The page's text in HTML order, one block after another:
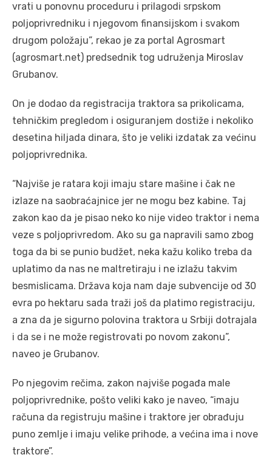
vrati u ponovnu proceduru i prilagodi srpskom
poljoprivredniku i njegovom finansijskom i svakom
drugom položaju”, rekao je za portal Agrosmart
(agrosmart.net) predsednik tog udruženja Miroslav
Grubanov.
On je dodao da registracija traktora sa prikolicama,
tehničkim pregledom i osiguranjem dostiže i nekoliko
desetina hiljada dinara, što je veliki izdatak za većinu
poljoprivrednika.
“Najviše je ratara koji imaju stare mašine i čak ne
izlaze na saobraćajnice jer ne mogu bez kabine. Taj
zakon kao da je pisao neko ko nije video traktor i nema
veze s poljoprivredom. Ako su ga napravili samo zbog
toga da bi se punio budžet, neka kažu koliko treba da
uplatimo da nas ne maltretiraju i ne izlažu takvim
besmislicama. Država koja nam daje subvencije od 30
evra po hektaru sada traži još da platimo registraciju,
a zna da je sigurno polovina traktora u Srbiji dotrajala
i da se i ne može registrovati po novom zakonu”,
naveo je Grubanov.
Po njegovim rečima, zakon najviše pogađa male
poljoprivrednike, pošto veliki kako je naveo, “imaju
računa da registruju mašine i traktore jer obrađuju
puno zemlje i imaju velike prihode, a većina ima i nove
traktore”.